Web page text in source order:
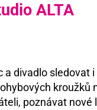
ALTA
a divadlo sledovat
kroužků
poznávat nové